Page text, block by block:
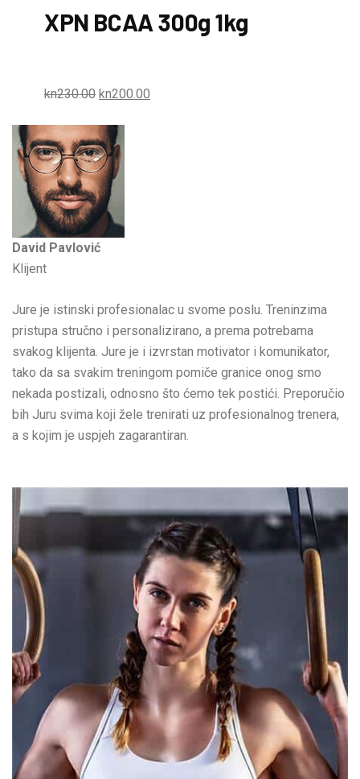
XPN BCAA 300g 1kg
kn230.00 kn200.00
David Pavlović
Klijent
Jure je istinski profesionalac u svome poslu. Treninzima
pristupa stručno i personalizirano, a prema potrebama
svakog klijenta. Jure je i izvrstan motivator i komunikator,
tako da sa svakim treningom pomiče granice onog smo
nekada postizali, odnosno što ćemo tek postići. Preporučio
bih Juru svima koji žele trenirati uz profesionalnog trenera,
a s kojim je uspjeh zagarantiran.